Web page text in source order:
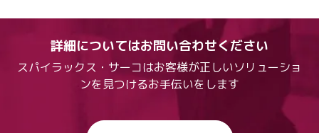
詳細についてはお問い合わせください
スパイラックス・サーコはお客様が正しいソリューショ
ンを見つけるお手伝いをします